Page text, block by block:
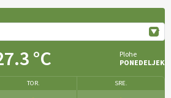
Ameriške borovnice so odlična izbira za
22.07.2026
°C
Plohe
PONEDELJEK
TOR. SRE.